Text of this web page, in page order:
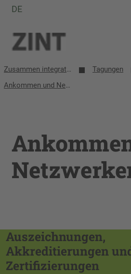
DE
Zusammen integrative/inklusive Schule entwickeln (ZINT) Tagungen
Ankommen und Netzwerken
Auszeichnungen,
Akkreditierungen
Zertifizierungen